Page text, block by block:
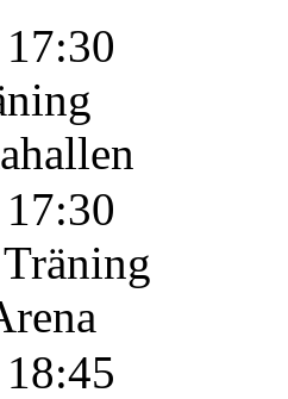
Träning